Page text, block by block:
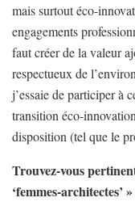
mais surtout éco-
engagements
faut créer de la valeur
respectueux de
j’essaie de participer à
transition éco-
disposition (tel que le
Trouvez-vous
‘femmes-architectes’